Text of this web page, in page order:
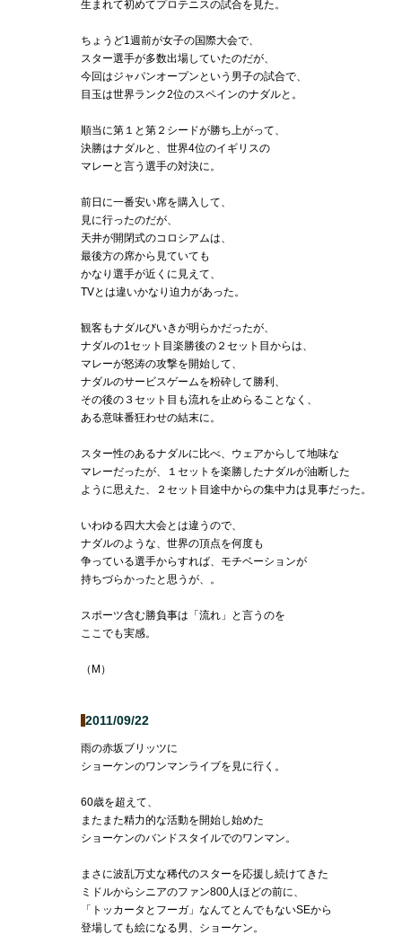
生まれて初めてプロテニスの試合を見た。
ちょうど1週前が女子の国際大会で、
スター選手が多数出場していたのだが、
今回はジャパンオープンという男子の試合で、
目玉は世界ランク2位のスペインのナダルと。
順当に第１と第２シードが勝ち上がって、
決勝はナダルと、世界4位のイギリスの
マレーと言う選手の対決に。
前日に一番安い席を購入して、
見に行ったのだが、
天井が開閉式のコロシアムは、
最後方の席から見ていても
かなり選手が近くに見えて、
TVとは違いかなり迫力があった。
観客もナダルびいきが明らかだったが、
ナダルの1セット目楽勝後の２セット目からは、
マレーが怒涛の攻撃を開始して、
ナダルのサービスゲームを粉砕して勝利、
その後の３セット目も流れを止めらることなく、
ある意味番狂わせの結末に。
スター性のあるナダルに比べ、ウェアからして地味な
マレーだったが、１セットを楽勝したナダルが油断した
ように思えた、２セット目途中からの集中力は見事だった。
いわゆる四大大会とは違うので、
ナダルのような、世界の頂点を何度も
争っている選手からすれば、モチベーションが
持ちづらかったと思うが、。
スポーツ含む勝負事は「流れ」と言うのを
ここでも実感。
（M）
2011/09/22
雨の赤坂ブリッツに
ショーケンのワンマンライブを見に行く。
60歳を超えて、
またまた精力的な活動を開始し始めた
ショーケンのバンドスタイルでのワンマン。
まさに波乱万丈な稀代のスターを応援し続けてきた
ミドルからシニアのファン800人ほどの前に、
「トッカータとフーガ」なんてとんでもないSEから
登場しても絵になる男、ショーケン。